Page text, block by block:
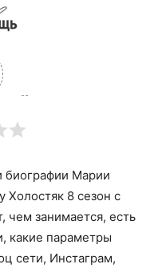
биографии Марии
Холостяк 8 сезон с
чем занимается, есть
какие параметры
сети, Инстаграм,